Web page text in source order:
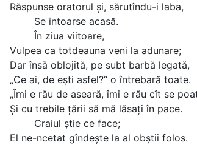
Răspunse oratorul și, sărutîndu-i laba,
Se întoarse acasă.
În ziua viitoare,
Vulpea ca totdeauna veni la adunare;
Dar însă oblojită, pe subt barbă legată,
„Ce ai, de ești asfel?“ o întrebară toate.
„Îmi e rău de aseară, îmi e rău cît se
Și cu trebile țării să mă lăsați în pace.
Craiul știe ce face;
El ne-ncetat gîndește la al obștii folos.